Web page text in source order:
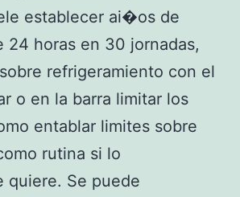
establecer ai�os de
24 horas en 30 jornadas,
refrigeramiento con el
o en la barra limitar los
entablar limites sobre
rutina si lo
quiere. Se puede